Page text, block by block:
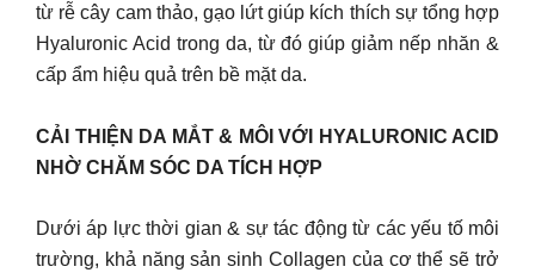
từ rễ cây cam thảo, gạo lứt giúp kích thích sự tổng hợp
Hyaluronic Acid trong da, từ đó giúp giảm nếp nhăn &
cấp ẩm hiệu quả trên bề mặt da.
CẢI THIỆN DA MẮT & MÔI VỚI HYALURONIC ACID
NHỜ CHĂM SÓC DA TÍCH HỢP
Dưới áp lực thời gian & sự tác động từ các yếu tố môi
trường, khả năng sản sinh Collagen của cơ thể sẽ trở